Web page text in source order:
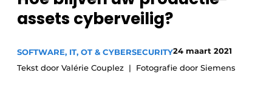
Privacy / Cookie statement
Vacatures
assets cyberveilig?
SOFTWARE, IT, OT & CYBERSECURITY24 maart 2021
Tekst door Valérie Couplez
Fotografie door Siemens